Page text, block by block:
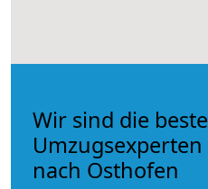
Wir sind die
nach Osthofen